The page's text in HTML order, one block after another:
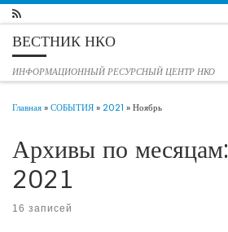
Перейти к содержимому
ВЕСТНИК НКО
ИНФОРМАЦИОННЫЙ РЕСУРСНЫЙ ЦЕНТР НКО
Главная»СОБЫТИЯ»2021 »Ноябрь
Архивы по месяцам:
2021
16 записей